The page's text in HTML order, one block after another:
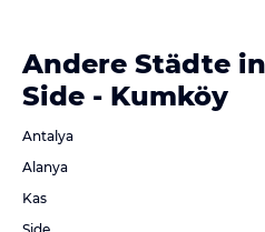
Andere Städte
Side - Kumköy
Antalya
Alanya
Kas